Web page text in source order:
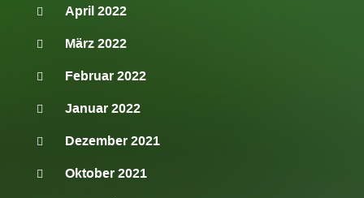
April 2022
März 2022
Februar 2022
Januar 2022
Dezember 2021
Oktober 2021